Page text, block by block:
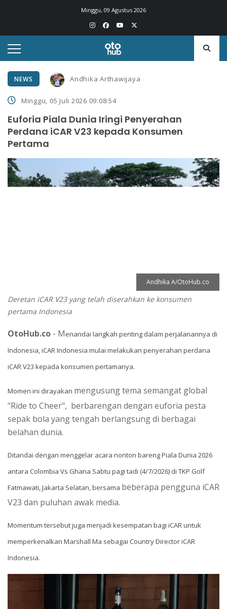
Minggu, 09 Agustus 2026
NEWS Andhika Arthawijaya
Minggu, 05 Juli 2026 09:08:54
Euforia Piala Dunia Iringi Penyerahan
Perdana iCAR V23 kepada Konsumen
Pertama
Andhika A/OtoHub.co
Deretan iCAR V23 yang telah diserahkan ke konsumen
pertama Indonesia
OtoHub.co - Menandai langkah penting dalam perjalanannya di
Indonesia, iCAR Indonesia mulai melakukan penyerahan perdana
iCAR V23 kepada konsumen pertamanya.
Momen ini dirayakan mengusung tema semangat global
"Ride to Cheer", berbarengan dengan euforia pesta
sepak bola yang tengah berlangsung di berbagai
belahan dunia.
Ditandai dengan menggelar acara nonton bareng Piala Dunia 2026
antara Colombia Vs Ghana Sabtu pagi tadi (4/7/2026) di TKP Golf
Fatmawati, Jakarta Selatan, bersama beberapa pengguna iCAR
V23 dan puluhan awak media.
Momentum tersebut juga menjadi kesempatan bagi iCAR untuk
memperkenalkan Marshall Ma sebagai Country Director iCAR
Indonesia.